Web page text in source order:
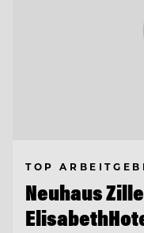
TOP
Neuhaus